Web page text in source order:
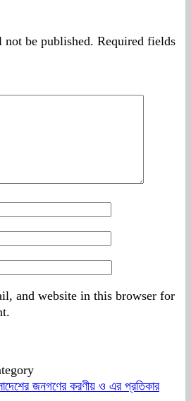
be published. Required fields
and website in this browser for